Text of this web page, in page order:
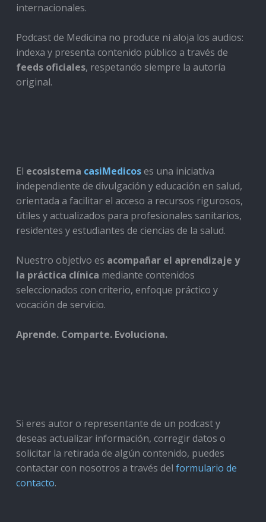
internacionales.
Podcast de Medicina no produce ni aloja los audios:
indexa y presenta contenido público a través de
feeds oficiales, respetando siempre la autoría
original.
El ecosistema casiMedicoses una iniciativa
independiente de divulgación y educación en salud,
orientada a facilitar el acceso a recursos rigurosos,
útiles y actualizados para profesionales sanitarios,
residentes y estudiantes de ciencias de la salud.
Nuestro objetivo es acompañar el aprendizaje y
la práctica clínica mediante contenidos
seleccionados con criterio, enfoque práctico y
vocación de servicio.
Aprende. Comparte. Evoluciona.
Si eres autor o representante de un podcast y
deseas actualizar información, corregir datos o
solicitar la retirada de algún contenido, puedes
contactar con nosotros a través del formulario de
contacto.